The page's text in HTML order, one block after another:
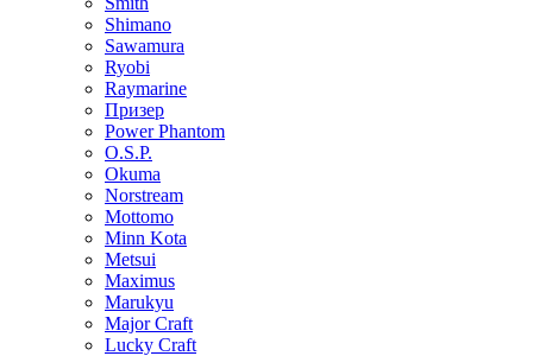
Shimano
Sawamura
Ryobi
Raymarine
Призер
Power Phantom
O.S.P.
Okuma
Norstream
Mottomo
Minn Kota
Metsui
Maximus
Marukyu
Major Craft
Lucky Craft